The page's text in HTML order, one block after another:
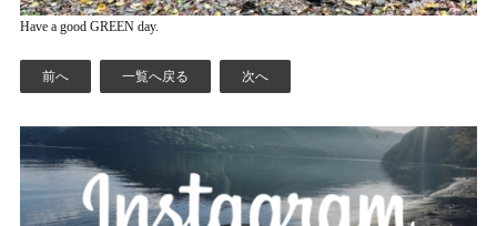
Have a good GREEN day.
前へ 一覧へ戻る 次へ